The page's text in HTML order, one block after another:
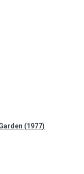
(1977)